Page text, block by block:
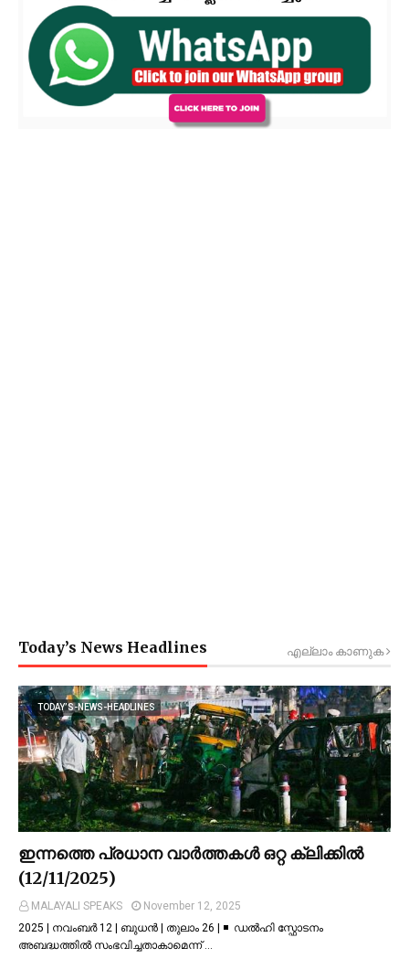
Today’s News Headlines എല്ലാം കാണുക
TODAY’S-NEWS-HEADLINES
ഇന്നത്തെ പ്രധാന വാർത്തകൾ ഒറ്റ ക്ലിക്കിൽ
(12/11/2025)
MALAYALI SPEAKS
November 12, 2025
2025 | നവംബർ 12 | ബുധൻ | തുലാം 26 | ◾ ഡല്‍ഹി സ്ഫോടനം
അബദ്ധത്തില്‍ സംഭവിച്ചതാകാമെന്ന് …